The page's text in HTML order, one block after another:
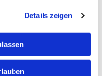
Details zeigen